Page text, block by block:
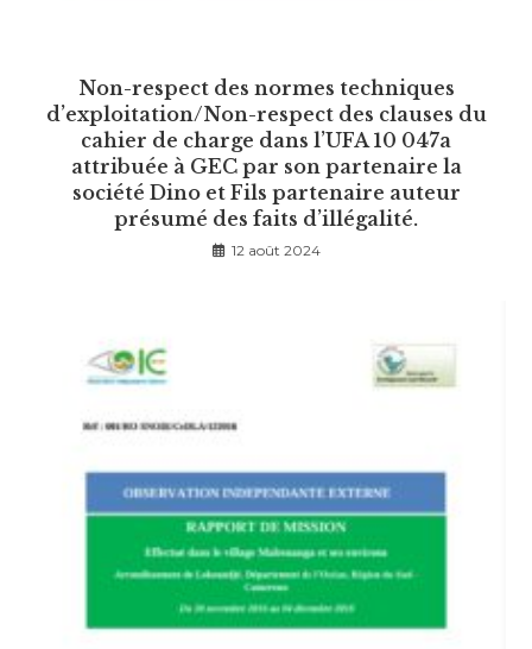
Non-respect des normes techniques
d’exploitation/Non-respect des clauses du
cahier de charge dans l’UFA 10 047a
attribuée à GEC par son partenaire la
société Dino et Fils partenaire auteur
présumé des faits d’illégalité.
12 août 2024